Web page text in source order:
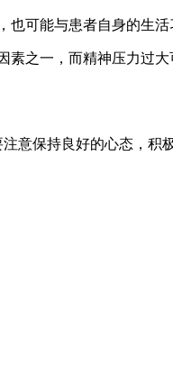
可能与患者自身的生活
之一，而精神压力过
意保持良好的心态，积